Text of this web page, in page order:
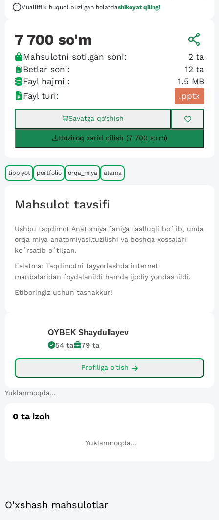
Mualliflik huquqi buzilgan holatdashikoyat qiling!
7 700 so'm
Mahsulotni sotilgan soni: 2 ta
Betlar soni:
12 ta
Fayl hajmi :
1.5 MB
Fayl turi:
.pptx
Savatga qo’shish
Hoziroq xarid qilish (7 700 so'm)
tibbiyot portfolio orqa_miya atama
Mahsulot tavsifi
Ushbu taqdimot Anatomiya faniga taalluqli boʻlib, unda
orqa miya anatomiyasi,tuzilishi va boshqa xossalari
koʻrsatib oʻtilgan.
Eslatma: Taqdimotni tayyorlashda internet
manbalaridan foydalanildi hamda ijodiy yondashildi.
Etiboringiz uchun tashakkur!
OYBEK Shaydullayev
54 ta 79 ta
Profiliga o'tish
Yuklanmoqda...
0 ta izoh
Yuklanmoqda...
O'xshash mahsulotlar